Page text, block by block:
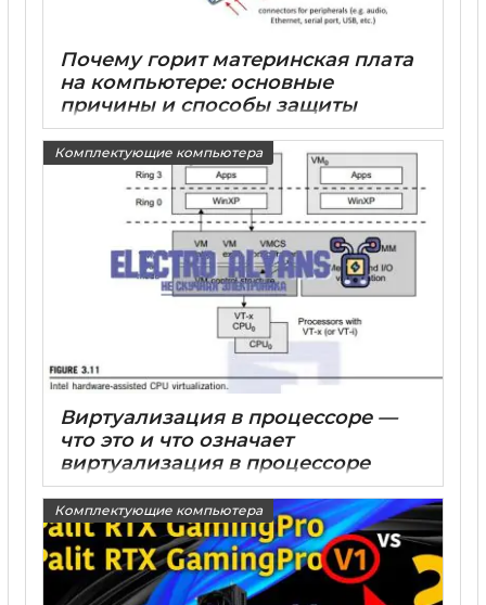
Почему горит материнская плата
на компьютере: основные
причины и способы защиты
Комплектующие компьютера
Виртуализация в процессоре —
что это и что означает
виртуализация в процессоре
Комплектующие компьютера